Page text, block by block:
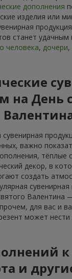
дополнения
изделия или
станет
человека, дочери,
на День
важно
тёплые
декор, в
создать
сувенирная
Валентина
для вас и
может
к
и